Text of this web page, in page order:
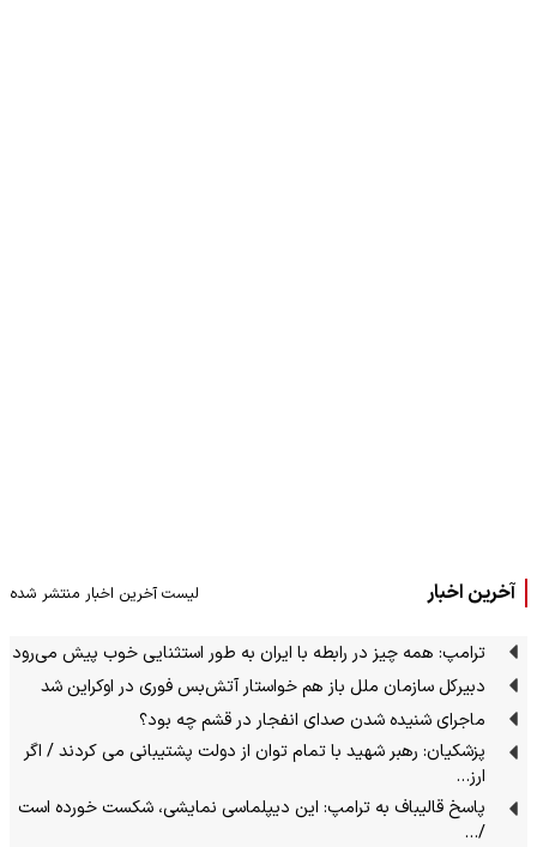
آخرین اخبار لیست آخرین اخبار منتشر شده
ترامپ: همه چیز در رابطه با ایران به طور استثنایی خوب پیش می‌رود
دبیرکل سازمان ملل باز هم خواستار آتش‌بس فوری در اوکراین شد
ماجرای شنیده شدن صدای انفجار در قشم چه بود؟
پزشکیان: رهبر شهید با تمام توان از دولت پشتیبانی می کردند / اگر
ارز…
پاسخ قالیباف به ترامپ: این دیپلماسی نمایشی، شکست خورده است
/…